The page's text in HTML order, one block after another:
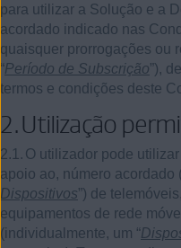
para utilizar a Solução e a
acordado indicado nas
quaisquer prorrogações ou
“Período de Subscrição”),
termos e condições deste
2.Utilização
2.1. O utilizador pode
apoio ao, número acordado
Dispositivos”) de
equipamentos de rede
(individualmente, um “